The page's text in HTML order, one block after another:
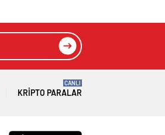
KRIPTO PARALAR
CANLI